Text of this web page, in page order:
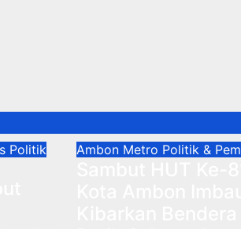
Politik
Ambon Metro Politik &
Sambut HUT Ke-
Kota Ambon
Kibarkan